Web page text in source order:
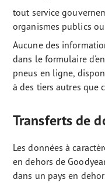
tout service
organismes publics
Aucune des
dans le formulaire
pneus en ligne,
à des tiers autres que
Transferts de
Les données à
en dehors de
dans un pays en